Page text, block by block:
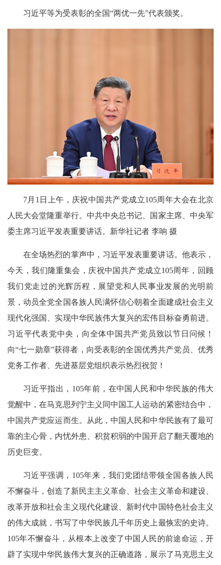
习近平等为受表彰的全国“两优一先”代表颁奖。
7月1日上午，庆祝中国共产党成立105周年大会在北京
人民大会堂隆重举行。中共中央总书记、国家主席、中央军
委主席习近平发表重要讲话。新华社记者 李响 摄
在全场热烈的掌声中，习近平发表重要讲话。他表示，
今天，我们隆重集会，庆祝中国共产党成立105周年，回顾
我们党走过的光辉历程，展望党和人民事业发展的光明前
景，动员全党全国各族人民满怀信心朝着全面建成社会主义
现代化强国、实现中华民族伟大复兴的宏伟目标奋勇前进。
习近平代表党中央，向全体中国共产党员致以节日问候！
向“七一勋章”获得者，向受表彰的全国优秀共产党员、优秀
党务工作者、先进基层党组织表示热烈祝贺！
习近平指出，105年前，在中国人民和中华民族的伟大
觉醒中，在马克思列宁主义同中国工人运动的紧密结合中，
中国共产党应运而生。从此，中国人民和中华民族有了最可
靠的主心骨，内忧外患、积贫积弱的中国开启了翻天覆地的
历史巨变。
习近平强调，105年来，我们党团结带领全国各族人民
不懈奋斗，创造了新民主主义革命、社会主义革命和建设、
改革开放和社会主义现代化建设、新时代中国特色社会主义
的伟大成就，书写了中华民族几千年历史上最恢宏的史诗。
105年不懈奋斗，从根本上改变了中国人民的前途命运，开
辟了实现中华民族伟大复兴的正确道路，展示了马克思主义